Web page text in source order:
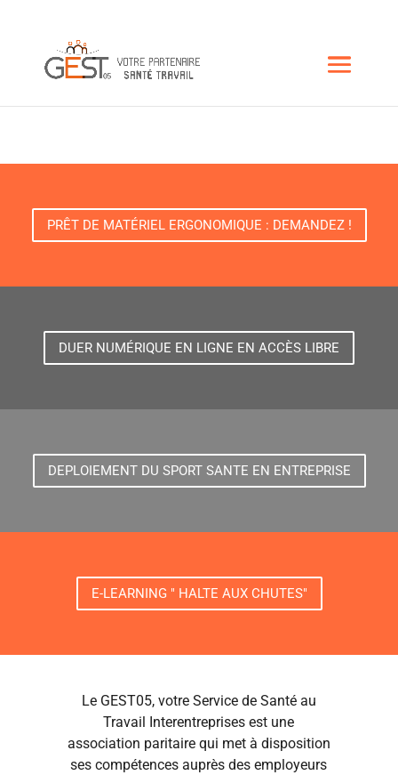
PRÊT DE MATÉRIEL ERGONOMIQUE : DEMANDEZ !
DUER NUMÉRIQUE EN LIGNE EN ACCÈS LIBRE
DEPLOIEMENT DU SPORT SANTE EN ENTREPRISE
E-LEARNING " HALTE AUX CHUTES"
Le GEST05, votre Service de Santé au
Travail Interentreprises est une
association paritaire qui met à disposition
ses compétences auprès des employeurs